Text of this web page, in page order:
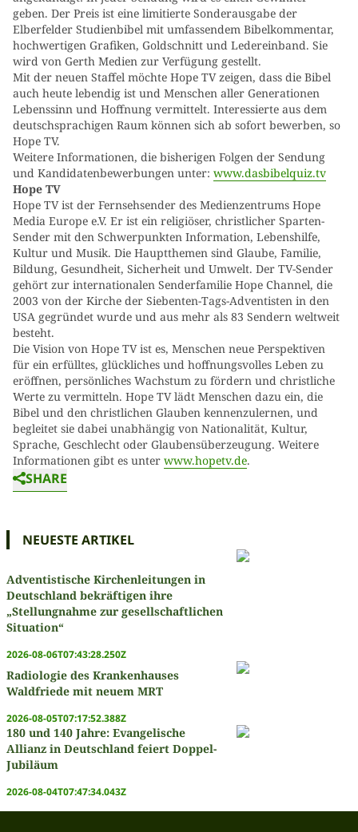
geben. Der Preis ist eine limitierte Sonderausgabe der
Elberfelder Studienbibel mit umfassendem Bibelkommentar,
hochwertigen Grafiken, Goldschnitt und Ledereinband. Sie
wird von Gerth Medien zur Verfügung gestellt.
Mit der neuen Staffel möchte Hope TV zeigen, dass die Bibel
auch heute lebendig ist und Menschen aller Generationen
Lebenssinn und Hoffnung vermittelt. Interessierte aus dem
deutschsprachigen Raum können sich ab sofort bewerben, so
Hope TV.
Weitere Informationen, die bisherigen Folgen der Sendung
und Kandidatenbewerbungen unter: www.dasbibelquiz.tv
Hope TV
Hope TV ist der Fernsehsender des Medienzentrums Hope
Media Europe e.V. Er ist ein religiöser, christlicher Sparten-
Sender mit den Schwerpunkten Information, Lebenshilfe,
Kultur und Musik. Die Hauptthemen sind Glaube, Familie,
Bildung, Gesundheit, Sicherheit und Umwelt. Der TV-Sender
gehört zur internationalen Senderfamilie Hope Channel, die
2003 von der Kirche der Siebenten-Tags-Adventisten in den
USA gegründet wurde und aus mehr als 83 Sendern weltweit
besteht.
Die Vision von Hope TV ist es, Menschen neue Perspektiven
für ein erfülltes, glückliches und hoffnungsvolles Leben zu
eröffnen, persönliches Wachstum zu fördern und christliche
Werte zu vermitteln. Hope TV lädt Menschen dazu ein, die
Bibel und den christlichen Glauben kennenzulernen, und
begleitet sie dabei unabhängig von Nationalität, Kultur,
Sprache, Geschlecht oder Glaubensüberzeugung. Weitere
Informationen gibt es unter www.hopetv.de.
SHARE
NEUESTE ARTIKEL
Adventistische Kirchenleitungen in
Deutschland bekräftigen ihre
„Stellungnahme zur gesellschaftlichen
Situation“
2026-08-06T07:43:28.250Z
Radiologie des Krankenhauses
Waldfriede mit neuem MRT
2026-08-05T07:17:52.388Z
180 und 140 Jahre: Evangelische
Allianz in Deutschland feiert Doppel-
Jubiläum
2026-08-04T07:47:34.043Z